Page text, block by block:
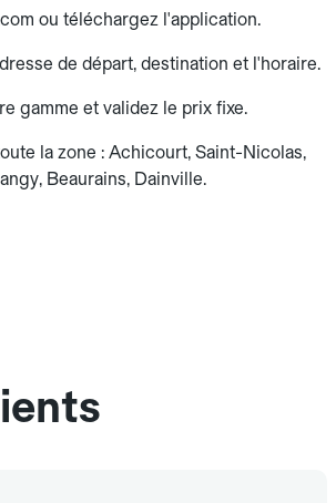
ou téléchargez l'application.
de départ, destination et l'horaire.
gamme et validez le prix fixe.
la zone : Achicourt, Saint-Nicolas,
Beaurains, Dainville.